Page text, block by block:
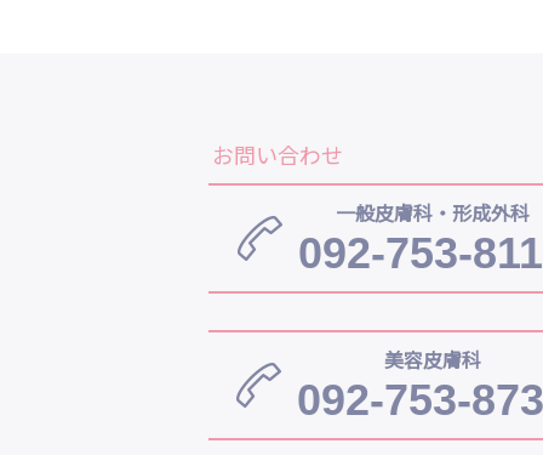
お問い合わせ
一般皮膚科・形成外科
092-753-
美容皮膚科
092-753-